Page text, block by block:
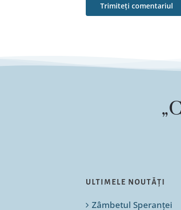
ULTIMELE NOUTĂȚI
Zâmbetul Speranței